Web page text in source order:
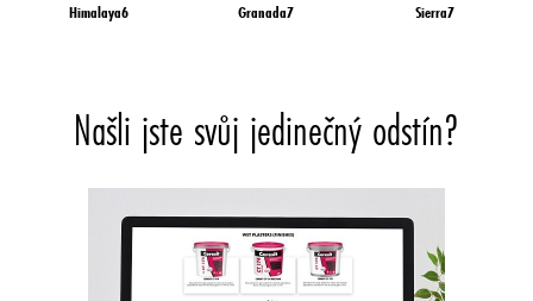
Himalaya6 Granada7 Sierra7
Našli jste svůj jedinečný odstín?